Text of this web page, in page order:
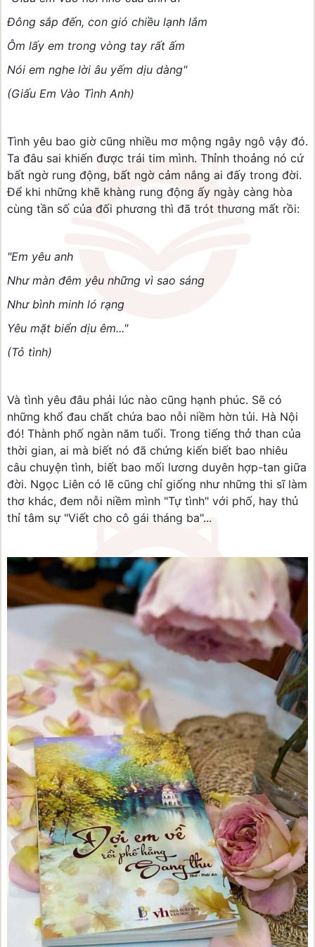
Đông sắp đến, con gió chiều lạnh lắm
Ôm lấy em trong vòng tay rất ấm
Nói em nghe lời âu yếm dịu dàng"
(Giấu Em Vào Tình Anh)
Tình yêu bao giờ cũng nhiều mơ mộng ngây ngô vậy đó.
Ta đâu sai khiến được trái tim mình. Thỉnh thoảng nó cứ
bất ngờ rung động, bất ngờ cảm nắng ai đấy trong đời.
Để khi những khẽ khàng rung động ấy ngày càng hòa
cùng tần số của đối phương thì đã trót thương mất rồi:
"Em yêu anh
Như màn đêm yêu những vì sao sáng
Như bình minh ló rạng
Yêu mặt biển dịu êm..."
(Tỏ tình)
Và tình yêu đâu phải lúc nào cũng hạnh phúc. Sẽ có
những khổ đau chất chứa bao nỗi niềm hờn tủi. Hà Nội
đó! Thành phố ngàn năm tuổi. Trong tiếng thở than của
thời gian, ai mà biết nó đã chứng kiến biết bao nhiêu
câu chuyện tình, biết bao mối lương duyên hợp-tan giữa
đời. Ngọc Liên có lẽ cũng chỉ giống như những thi sĩ làm
thơ khác, đem nỗi niềm mình "Tự tình" với phố, hay thủ
thỉ tâm sự "Viết cho cô gái tháng ba"...